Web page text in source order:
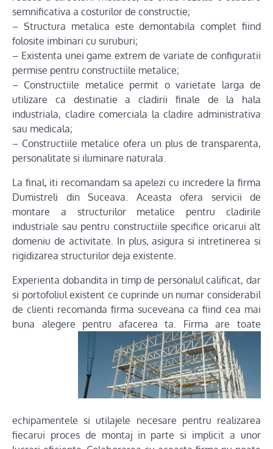
semnificativa a costurilor de constructie;
– Structura metalica este demontabila complet fiind
folosite imbinari cu suruburi;
– Existenta unei game extrem de variate de configuratii
permise pentru constructiile metalice;
– Constructiile metalice permit o varietate larga de
utilizare ca destinatie a cladirii finale de la hala
industriala, cladire comerciala la cladire administrativa
sau medicala;
– Constructiile metalice ofera un plus de transparenta,
personalitate si iluminare naturala.
La final, iti recomandam sa apelezi cu incredere la firma
Dumistreli din Suceava. Aceasta ofera servicii de
montare a structurilor metalice pentru cladirile
industriale sau pentru constructiile specifice oricarui alt
domeniu de activitate. In plus, asigura si intretinerea si
rigidizarea structurilor deja existente.
Experienta dobandita in timp de personalul calificat, dar
si portofoliul existent ce cuprinde un numar considerabil
de clienti recomanda firma suceveana ca fiind cea mai
buna alegere pentru afacerea ta. Firma are toate
echipamentele si utilajele necesare pentru realizarea
fiecarui proces de montaj in parte si implicit a unor